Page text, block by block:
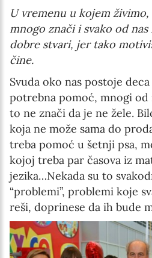
U vremenu u kojem
mnogo znači i svako od
dobre stvari, jer tako
čine.
Svuda oko nas postoje
potrebna pomoć, mnogi
to ne znači da je ne žele.
koja ne može sama do
treba pomoć u šetnji psa,
kojoj treba par časova iz
jezika…Nekada su to
“problemi”, problemi koje
reši, doprinese da ih bude
Interests
Online education
The Early Years
Program updates
I agree with Privacy